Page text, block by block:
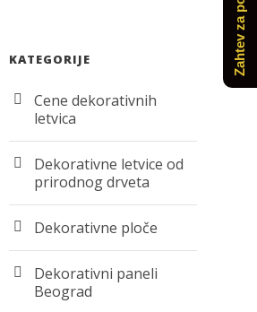
KATEGORIJE
Cene dekorativnih
letvica
Dekorativne letvice od
prirodnog drveta
Dekorativne ploče
Dekorativni paneli
Beograd